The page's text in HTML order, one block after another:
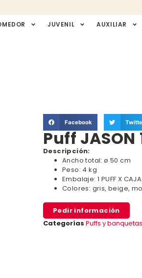
JUVENIL AUXILIAR
Facebook
Puff JASON
Descripción:
Ancho total: ø 50 cm
Peso: 4 kg
Embalaje: 1 PUFF X CAJA
Colores: gris, beige,
Pedir información
Categorías Puffs y banquetas